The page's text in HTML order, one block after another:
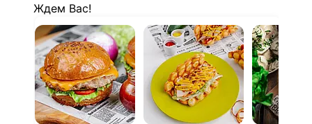
Ждем Вас!